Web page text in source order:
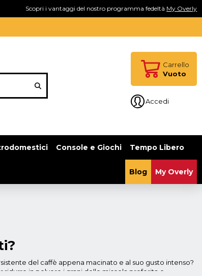
Scopri i vantaggi del nostro programma fedeltà My Overly
Carrello
Vuoto
Accedi
Console e Giochi Tempo Libero
My Overly
Blog
del caffè appena macinato e al suo gusto intenso?
ridurre in polvere i grani delle miscela preferita e